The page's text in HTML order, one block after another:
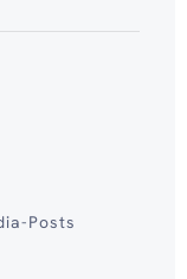
Posts